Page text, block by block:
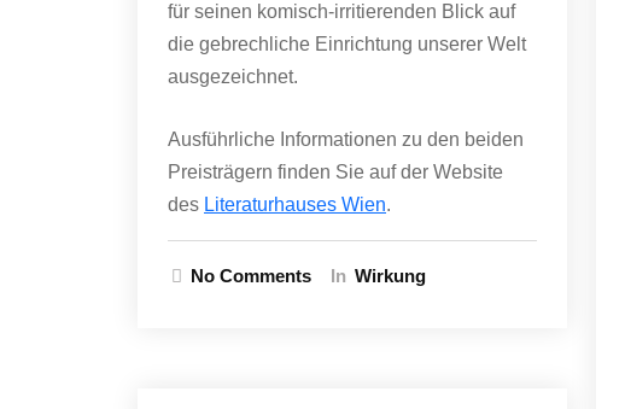
für seinen komisch-irritierenden Blick auf
die gebrechliche Einrichtung unserer Welt
ausgezeichnet.
Ausführliche Informationen zu den beiden
Preisträgern finden Sie auf der Website
des Literaturhauses Wien.
No Comments In Wirkung